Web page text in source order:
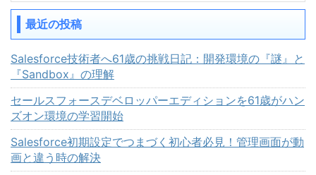
最近の投稿
Salesforce技術者へ61歳の挑戦日記：開発環境の『謎』と
『Sandbox』の理解
セールスフォースデベロッパーエディションを61歳がハン
ズオン環境の学習開始
Salesforce初期設定でつまづく初心者必見！管理画面が動
画と違う時の解決